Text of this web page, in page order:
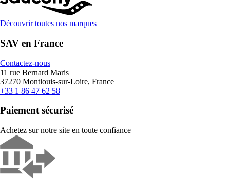
Découvrir toutes nos marques
SAV en France
Contactez-nous
11 rue Bernard Maris
37270 Montlouis-sur-Loire, France
+33 1 86 47 62 58
Paiement sécurisé
Achetez sur notre site en toute confiance